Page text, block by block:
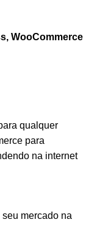
WooCommerce
qualquer
para
na internet
mercado na